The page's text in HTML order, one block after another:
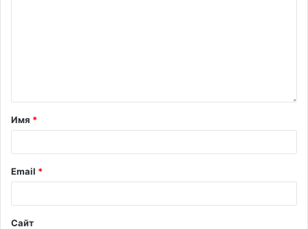
Имя *
Email *
Сайт